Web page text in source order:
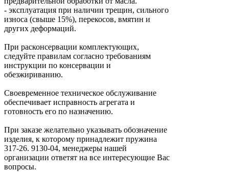
- эксплуатация при наличии трещин, сильного
износа (свыше 15%), перекосов, вмятин и
других деформаций.
При расконсервации комплектующих,
следуйте правилам согласно требованиям
инструкции по консервации и
обезжириванию.
Своевременное техническое обслуживание
обеспечивает исправность агрегата и
готовность его по назначению.
При заказе желательно указывать обозначение
изделия, к которому принадлежит пружина
317-26. 9130-04, менеджеры нашей
организации ответят на все интересующие Вас
вопросы.